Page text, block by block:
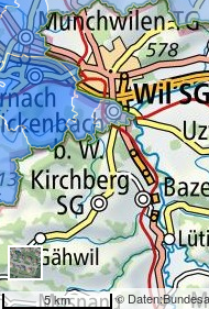
© Daten:
5 km
Karten
Nach
weiteren
Karten
suchen?
Konfiguration